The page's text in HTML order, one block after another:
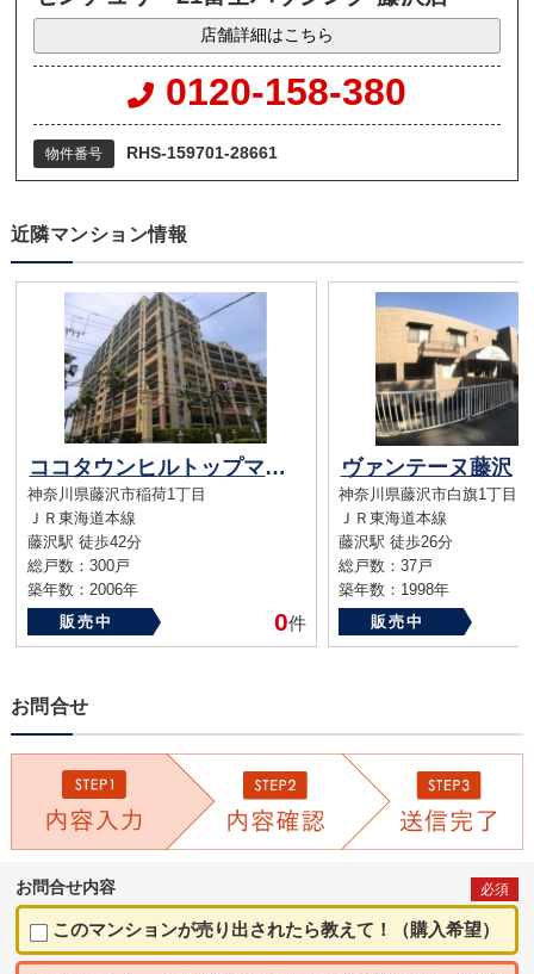
店舗詳細はこちら
0120-158-380
物件番号 RHS-159701-28661
近隣マンション情報
ココタウンヒルトップマリーナ
神奈川県藤沢市稲荷1丁目
ＪＲ東海道本線
藤沢駅 徒歩42分
総戸数：300戸
築年数：2006年
販売中
0件
ヴァンテーヌ藤沢
神奈川県藤沢市白旗1丁目
ＪＲ東海道本線
藤沢駅 徒歩26分
総戸数：37戸
築年数：1998年
販売中
お問合せ
お問合せ内容 必須
このマンションが売り出されたら教えて！（購入希望）